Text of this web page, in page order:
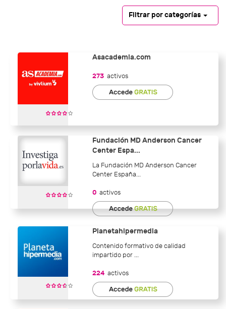
Filtrar por categorías
Asacademia.com
273 activos
Fundación MD Anderson Cancer
Center Espa...
La Fundación MD Anderson Cancer
Center España...
0 activos
Planetahipermedia
Contenido formativo de calidad
impartido por ...
224 activos